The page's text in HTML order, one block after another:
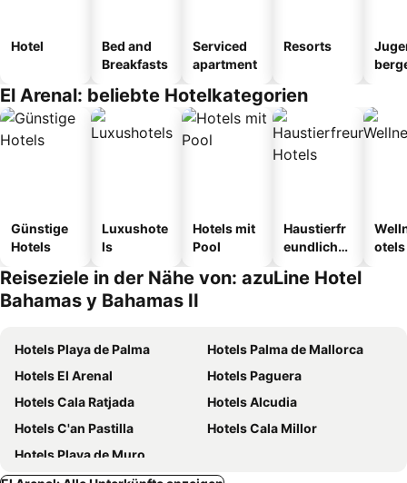
Hotel
Bed and
Breakfasts
Serviced
apartment
Resorts
El Arenal: beliebte Hotelkategorien
Günstige
Hotels
Luxushote
ls
Hotels mit
Pool
Haustierfr
eundliche
otels
Reiseziele in der Nähe von: azuLine Hotel
Bahamas y Bahamas II
Hotels Playa de Palma
Hotels Palma de Mallorca
Hotels El Arenal
Hotels Paguera
Hotels Cala Ratjada
Hotels Alcudia
Hotels C'an Pastilla
Hotels Cala Millor
Hotels Playa de Muro